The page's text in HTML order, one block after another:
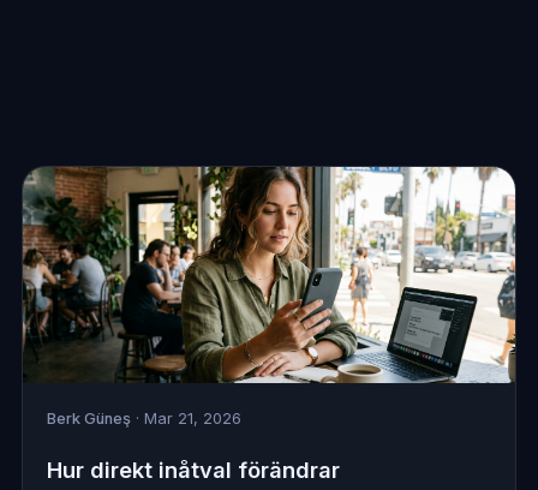
Berk Güneş· Mar 21, 2026
Hur direkt inåtval förändrar